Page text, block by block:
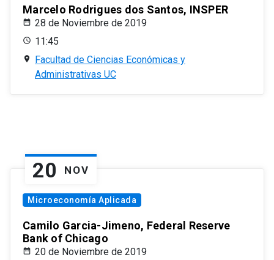
Marcelo Rodrigues dos Santos, INSPER
28 de Noviembre de 2019
11:45
Facultad de Ciencias Económicas y
Administrativas UC
20 NOV
Microeconomía Aplicada
Camilo Garcia-Jimeno, Federal Reserve
Bank of Chicago
20 de Noviembre de 2019